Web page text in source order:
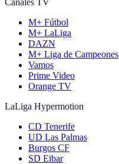
M+ Fútbol
M+ LaLiga
DAZN
M+ Liga de Campeones
Vamos
Prime Video
Orange TV
LaLiga Hypermotion
CD Tenerife
UD Las Palmas
Burgos CF
SD Eibar